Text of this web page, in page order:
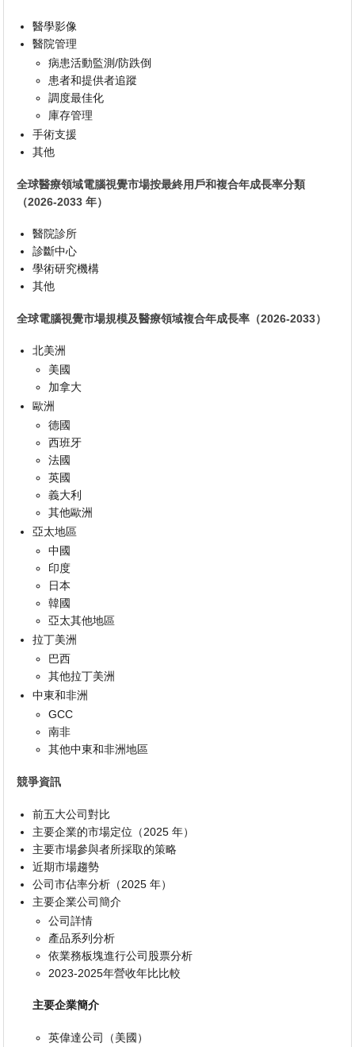
醫學影像
醫院管理
病患活動監測/防跌倒
患者和提供者追蹤
調度最佳化
庫存管理
手術支援
其他
全球醫療領域電腦視覺市場按最終用戶和複合年成長率分類
（2026-2033 年）
醫院診所
診斷中心
學術研究機構
其他
全球電腦視覺市場規模及醫療領域複合年成長率（2026-2033）
北美洲
美國
加拿大
歐洲
德國
西班牙
法國
英國
義大利
其他歐洲
亞太地區
中國
印度
日本
韓國
亞太其他地區
拉丁美洲
巴西
其他拉丁美洲
中東和非洲
GCC
南非
其他中東和非洲地區
競爭資訊
前五大公司對比
主要企業的市場定位（2025 年）
主要市場參與者所採取的策略
近期市場趨勢
公司市佔率分析（2025 年）
主要企業公司簡介
公司詳情
產品系列分析
依業務板塊進行公司股票分析
2023-2025年營收年比比較
主要企業簡介
英偉達公司（美國）